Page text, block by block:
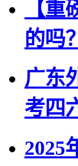
【
的吗
广东
考四
2025